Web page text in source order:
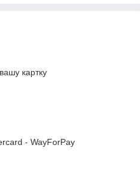
картку
- WayForPay